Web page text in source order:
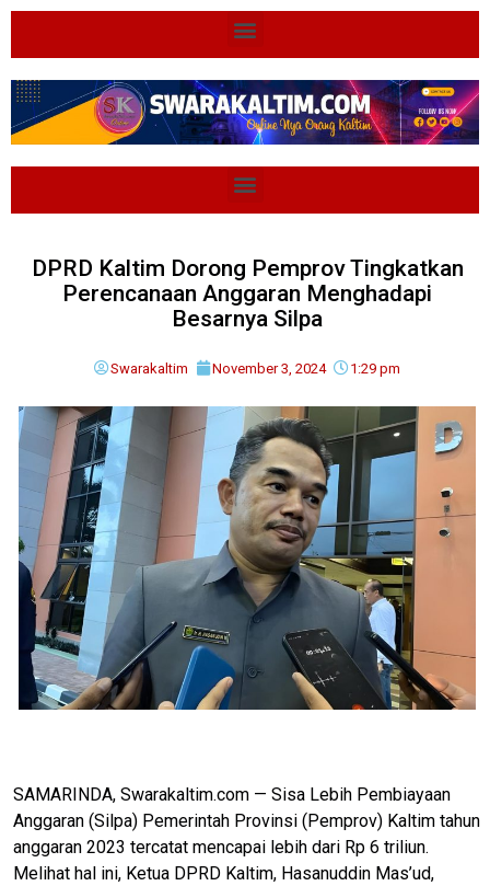
DPRD Kaltim Dorong Pemprov Tingkatkan
Perencanaan Anggaran Menghadapi
Besarnya Silpa
Swarakaltim November 3, 2024 1:29 pm
SAMARINDA, Swarakaltim.com — Sisa Lebih Pembiayaan
Anggaran (Silpa) Pemerintah Provinsi (Pemprov) Kaltim tahun
anggaran 2023 tercatat mencapai lebih dari Rp 6 triliun.
Melihat hal ini, Ketua DPRD Kaltim, Hasanuddin Mas’ud,